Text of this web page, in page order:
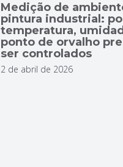
Medição de
pintura industrial:
temperatura,
ponto de orvalho
ser controlados
2 de abril de 2026